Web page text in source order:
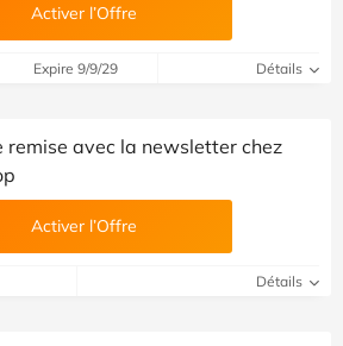
Activer l’Offre
Expire 9/9/29 Détails
remise avec la newsletter chez
Activer l’Offre
Détails